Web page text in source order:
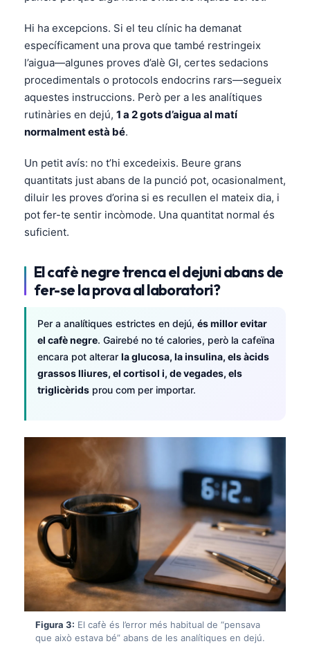
Hi ha excepcions. Si el teu clínic ha demanat
específicament una prova que també restringeix
l’aigua—algunes proves d’alè GI, certes sedacions
procedimentals o protocols endocrins rars—segueix
aquestes instruccions. Però per a les analítiques
rutinàries en dejú, 1 a 2 gots d’aigua al matí
normalment està bé.
Un petit avís: no t’hi excedeixis. Beure grans
quantitats just abans de la punció pot, ocasionalment,
diluir les proves d’orina si es recullen el mateix dia, i
pot fer-te sentir incòmode. Una quantitat normal és
suficient.
El cafè negre trenca el dejuni abans de
fer-se la prova al laboratori?
Per a analítiques estrictes en dejú, és millor evitar
el cafè negre. Gairebé no té calories, però la cafeïna
encara pot alterar la glucosa, la insulina, els àcids
grassos lliures, el cortisol i, de vegades, els
triglicèrids prou com per importar.
Figura 3: El cafè és l’error més habitual de “pensava
que això estava bé” abans de les analítiques en dejú.